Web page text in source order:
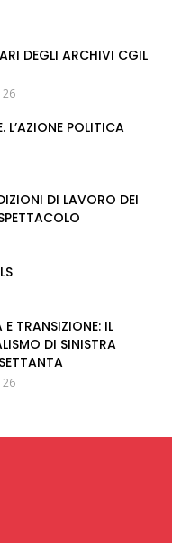
DEGLI ARCHIVI CGIL
26
L’AZIONE POLITICA
DI LAVORO DEI
TRANSIZIONE: IL
DI SINISTRA
26